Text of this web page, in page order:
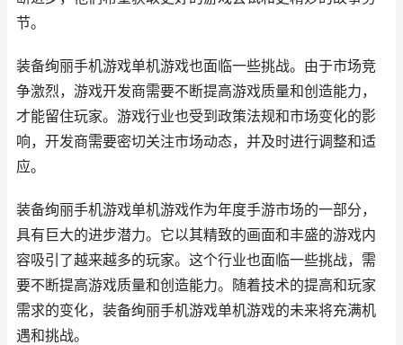
节。
装备绚丽手机游戏单机游戏也面临一些挑战。由于市场竞
争激烈，游戏开发商需要不断提高游戏质量和创造能力，
才能留住玩家。游戏行业也受到政策法规和市场变化的影
响，开发商需要密切关注市场动态，并及时进行调整和适
应。
装备绚丽手机游戏单机游戏作为年度手游市场的一部分，
具有巨大的进步潜力。它以其精致的画面和丰盛的游戏内
容吸引了越来越多的玩家。这个行业也面临一些挑战，需
要不断提高游戏质量和创造能力。随着技术的提高和玩家
需求的变化，装备绚丽手机游戏单机游戏的未来将充满机
遇和挑战。